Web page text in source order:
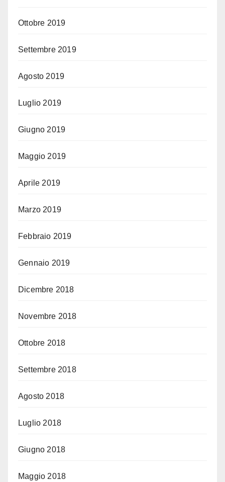
Ottobre 2019
Settembre 2019
Agosto 2019
Luglio 2019
Giugno 2019
Maggio 2019
Aprile 2019
Marzo 2019
Febbraio 2019
Gennaio 2019
Dicembre 2018
Novembre 2018
Ottobre 2018
Settembre 2018
Agosto 2018
Luglio 2018
Giugno 2018
Maggio 2018